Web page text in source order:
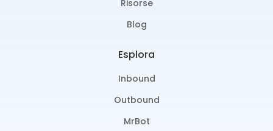
Risorse
Blog
Esplora
Inbound
Outbound
MrBot